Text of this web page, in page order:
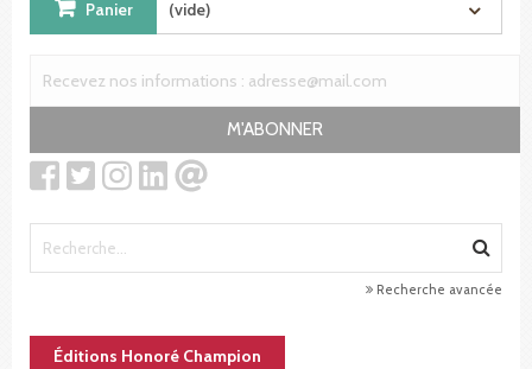
Panier (vide)
M'ABONNER
Recherche avancée
Éditions Honoré Champion